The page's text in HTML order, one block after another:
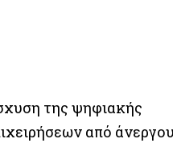
της ψηφιακής
από